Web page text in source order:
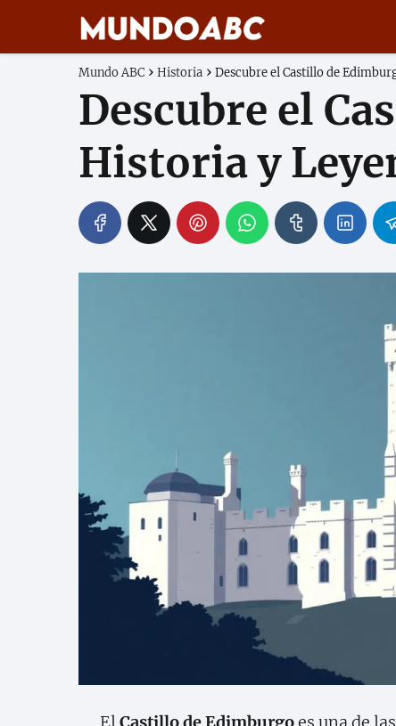
Mundo ABC Historia Descubre el Castillo de
Descubre el
Historia y
El Castillo de Edimburgoes una de